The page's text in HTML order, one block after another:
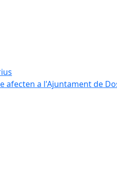
afecten a l'Ajuntament de